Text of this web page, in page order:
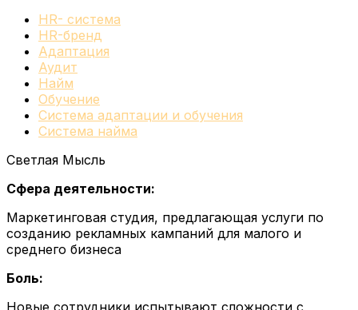
HR- система
HR-бренд
Адаптация
Аудит
Найм
Обучение
Система адаптации и обучения
Система найма
Светлая Мысль
Сфера деятельности:
Маркетинговая студия, предлагающая услуги по
созданию рекламных кампаний для малого и
среднего бизнеса
Боль: